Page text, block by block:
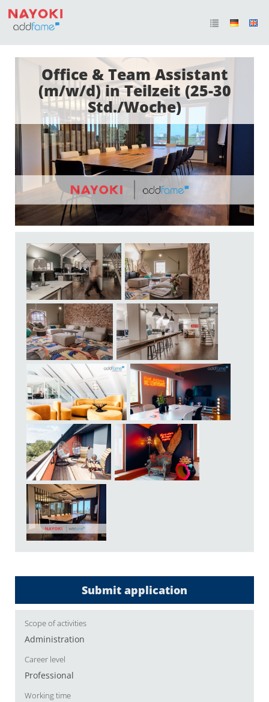
Office & Team Assistant
(m/w/d) in Teilzeit (25-30
Std./Woche)
Submit application
Scope of activities
Administration
Career level
Professional
Working time